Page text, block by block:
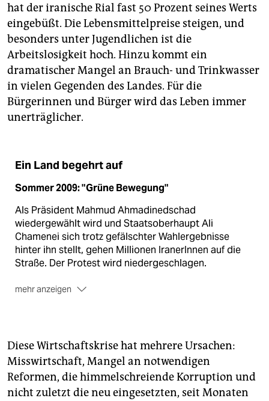
hat der iranische Rial fast 50 Prozent seines Werts
eingebüßt. Die Lebensmittelpreise steigen, und
besonders unter Jugendlichen ist die
Arbeitslosigkeit hoch. Hinzu kommt ein
dramatischer Mangel an Brauch- und Trinkwasser
in vielen Gegenden des Landes. Für die
Bürgerinnen und Bürger wird das Leben immer
unerträglicher.
Ein Land begehrt auf
Sommer 2009: "Grüne Bewegung"
Als Präsident Mahmud Ahmadinedschad
wiedergewählt wird und Staatsoberhaupt Ali
Chamenei sich trotz gefälschter Wahlergebnisse
hinter ihn stellt, gehen Millionen IranerInnen auf die
Straße. Der Protest wird niedergeschlagen.
mehr anzeigen
protestieren, indem sie ihre Kopftücher als Fahne an
einen Stock hängen. Dutzende Frauen sind seitdem
im Zuge der Proteste festgenommen worden.
Januar 2018: regimekritische Demonstrationen
Diese Wirtschaftskrise hat mehrere Ursachen:
Misswirtschaft, Mangel an notwendigen
Reformen, die himmelschreiende Korruption und
nicht zuletzt die neu eingesetzten, seit Monaten